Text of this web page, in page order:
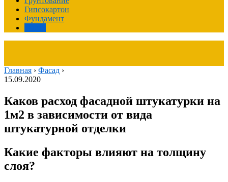
Гипсокартон
Фундамент
Главная › Фасад ›
15.09.2020
Каков расход фасадной штукатурки на
1м2 в зависимости от вида
штукатурной отделки
Какие факторы влияют на толщину
слоя?